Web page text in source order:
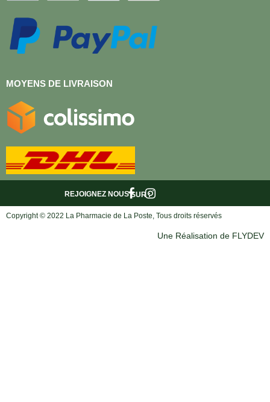
MOYENS DE LIVRAISON
SUR :
REJOIGNEZ NOUS
Copyright © 2022 La Pharmacie de La Poste, Tous droits réservés
Une Réalisation de FLYDEV